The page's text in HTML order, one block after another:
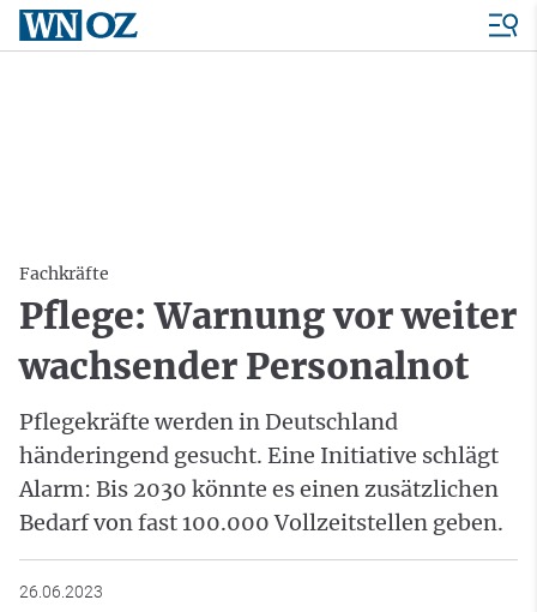
Fachkräfte
Pflege: Warnung vor weiter
wachsender Personalnot
Pflegekräfte werden in Deutschland
händeringend gesucht. Eine Initiative schlägt
Alarm: Bis 2030 könnte es einen zusätzlichen
Bedarf von fast 100.000 Vollzeitstellen geben.
26.06.2023